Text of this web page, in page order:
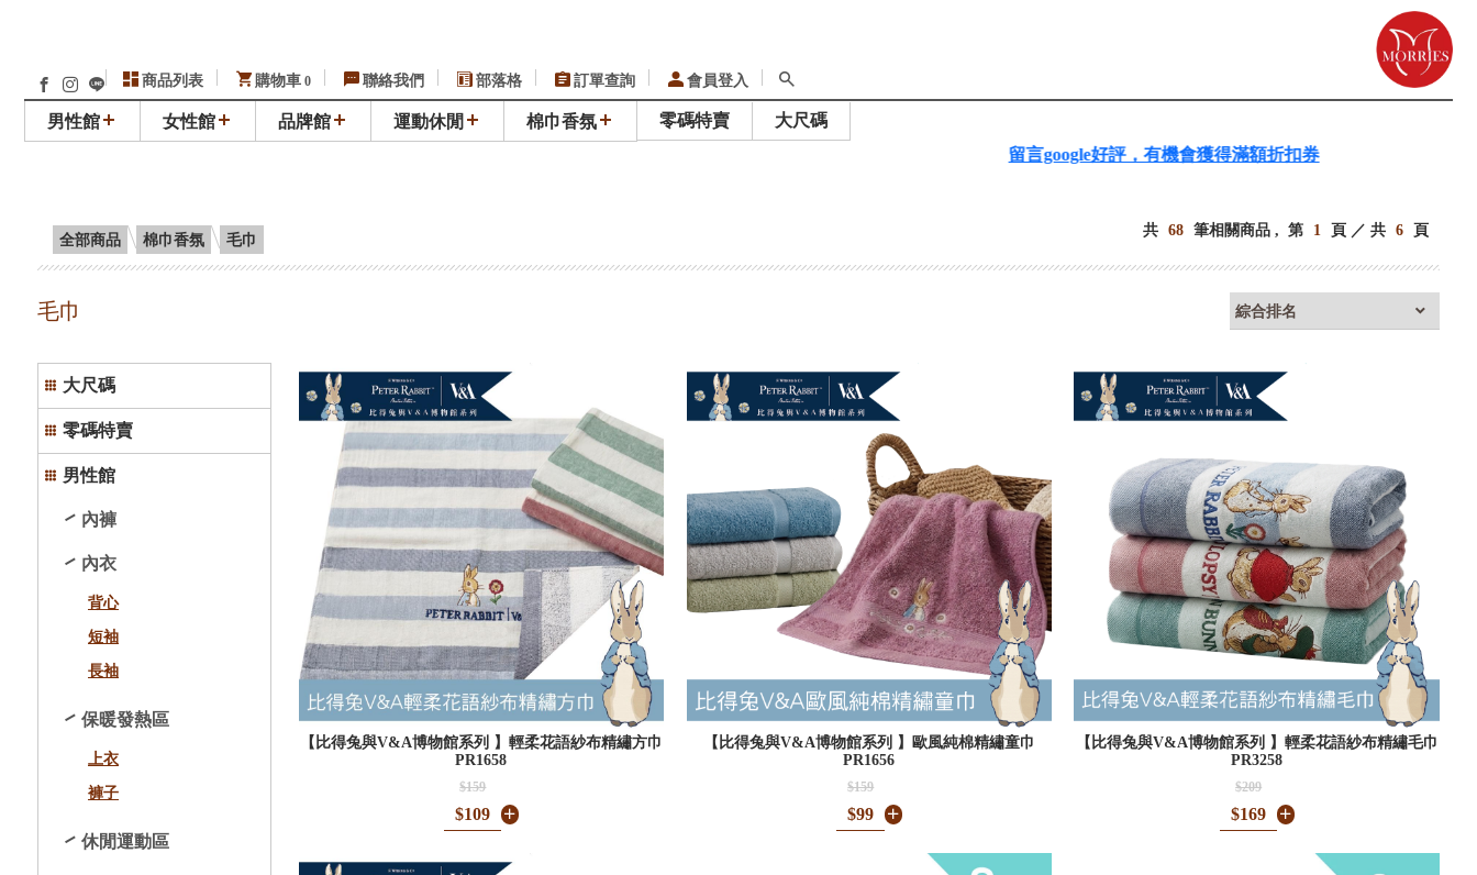
商品列表 購物車 0 聯絡我們 部落格 訂單查詢 會員登入
男性館 女性館 品牌館 運動休閒 棉巾香氛 零碼特賣
大尺碼
留言google好評，有機會獲得滿額折扣券
全部商品 棉巾香氛 毛巾
共 68 筆相關商品 , 第 1 頁 ／ 共 6 頁
毛巾
大尺碼
零碼特賣
男性館
內褲
內衣
背心
短袖
長袖
保暖發熱區
上衣
褲子
休閒運動區
【比得兔與V&A博物館系列 】輕柔花語紗布精繡方巾
PR1658
$159
$109
【比得兔與V&A博物館系列 】歐風純棉精繡童巾
PR1656
$159
$99
【比得兔與V&A博物館系列 】輕柔花語紗布精繡毛巾
PR3258
$209
$169